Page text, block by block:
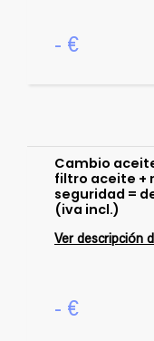
- €
Cambio
filtro aceite +
seguridad =
(iva incl.)
Ver descripción
- €